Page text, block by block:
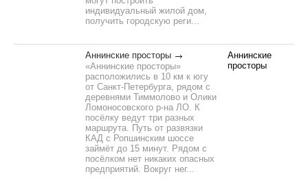
индивидуальный жилой дом,
получить городскую реги...
Аннинские просторы
«Аннинские просторы»
расположились в 10 км к югу
от Санкт-Петербурга, рядом с
деревнями Тиммолово и Олики
Ломоносовского р-на ЛО. К
посёлку ведут три разных
маршрута. Путь от развязки
КАД с Ропшинским шоссе
займёт до 15 минут. Рядом с
посёлком нет никаких опасных
предприятий. Вокруг нег...
Аннинские
просторы